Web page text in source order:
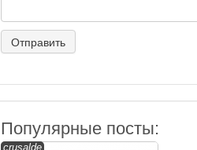
Популярные посты:
crusalde